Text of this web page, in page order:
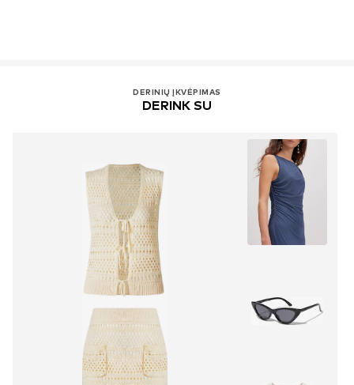
DERINIŲ ĮKVĖPIMAS
DERINK SU